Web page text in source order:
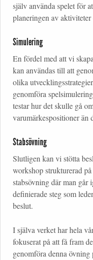
själv använda spelet för
planeringen av
Simulering
En fördel med att vi
kan användas till att
olika
genomföra
testar hur det skulle gå
varumärkespositioner än
Stabsövning
Slutligen kan vi stötta
workshop strukturerad
stabsövning där man går
definierade steg som
beslut.
I själva verket har hela
fokuserat på att få fram
genomföra denna övning